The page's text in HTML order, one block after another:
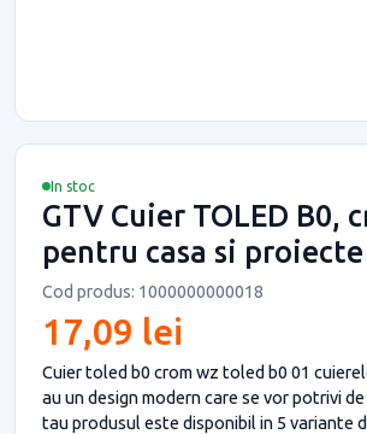
In stoc
GTV Cuier TOLED B0,
pentru casa si
Cod produs: 1000000000018
17,09 lei
Cuier toled b0 crom wz toled b0 01
au un design modern care se vor potrivi
tau produsul este disponibil in 5 variante